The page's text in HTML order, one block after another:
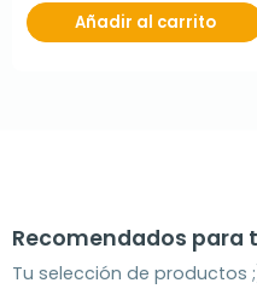
Añadir al carrito
Recomendados para
Tu selección de productos